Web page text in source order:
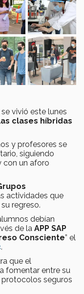
vivió este lunes
clases híbridas
y profesores se
siguiendo
con un aforo
actividades que
regreso.
debían
de la APP SAP
Consciente” el
.
que el
fomentar entre su
seguros